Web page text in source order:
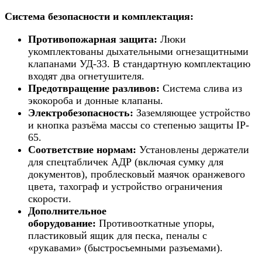
Система безопасности и комплектация:
Противопожарная защита: Люки
укомплектованы дыхательными огнезащитными
клапанами УД-33. В стандартную комплектацию
входят два огнетушителя.
Предотвращение разливов: Система слива из
экокороба и донные клапаны.
Электробезопасность: Заземляющее устройство
и кнопка разъёма массы со степенью защиты IP-
65.
Соответствие нормам: Установлены держатели
для спецтабличек АДР (включая сумку для
документов), проблесковый маячок оранжевого
цвета, тахограф и устройство ограничения
скорости.
Дополнительное
оборудование: Противооткатные упоры,
пластиковый ящик для песка, пеналы с
«рукавами» (быстросъемными разъемами).